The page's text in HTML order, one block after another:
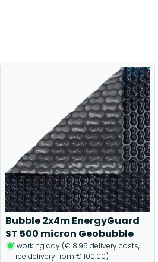
Bubble 2x4m EnergyGuard
ST 500 micron Geobubble
1 working day (€ 8.95 delivery costs,
free delivery from € 100.00)